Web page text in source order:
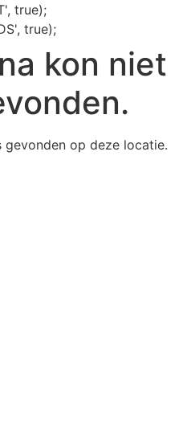
true);
true);
kon niet
op deze locatie.